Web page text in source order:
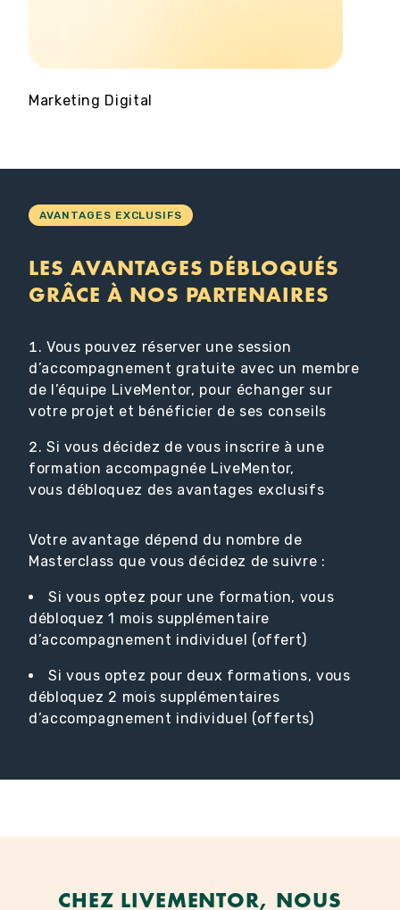
Marketing Digital
AVANTAGES EXCLUSIFS
LES AVANTAGES DÉBLOQUÉS
GRÂCE À NOS PARTENAIRES
Vous pouvez réserver une session
d’accompagnement gratuite avec un membre
de l’équipe LiveMentor, pour échanger sur
votre projet et bénéficier de ses conseils
Si vous décidez de vous inscrire à une
formation accompagnée LiveMentor,
vous débloquez des avantages exclusifs
Votre avantage dépend du nombre de
Masterclass que vous décidez de suivre :
Si vous optez pour une formation, ​vous
débloquez 1 mois supplémentaire
d’accompagnement individuel (offert)
Si vous optez pour deux formations, vous
débloquez 2 mois supplémentaires
d’accompagnement individuel (offerts)
CHEZ LIVEMENTOR, NOUS